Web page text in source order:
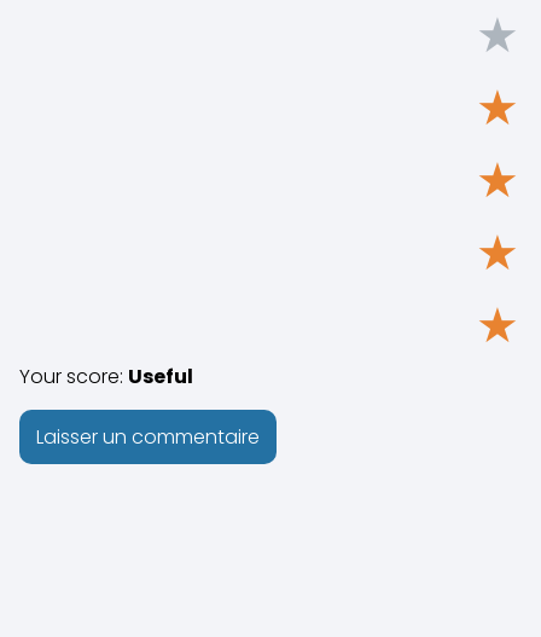
★
★
★
★
★
Your score: Useful